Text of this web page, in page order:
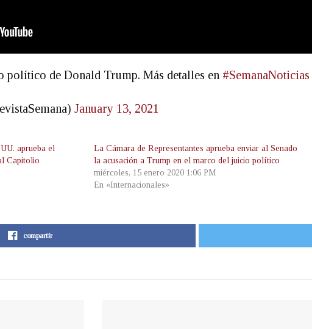
de Donald Trump. Más detalles en #SemanaNoticias
January 13, 2021
aprueba el
Capitolio
La Cámara de Representantes aprueba enviar al Senado
la acusación a Trump en el marco del juicio político
miércoles, 15 enero 2020 1:06 PM
En «Internacionales»
compartir